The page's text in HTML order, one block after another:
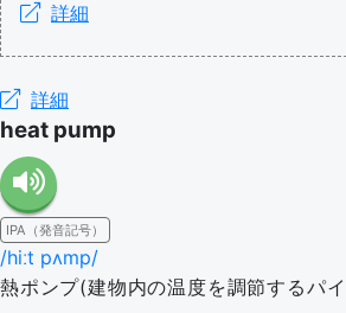
詳細
詳細
heat pump
IPA（発音記号）
/hiːt pʌmp/
熱ポンプ(建物内の温度を調節するパ